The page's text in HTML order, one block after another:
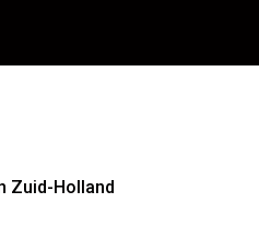
Zuid-Holland